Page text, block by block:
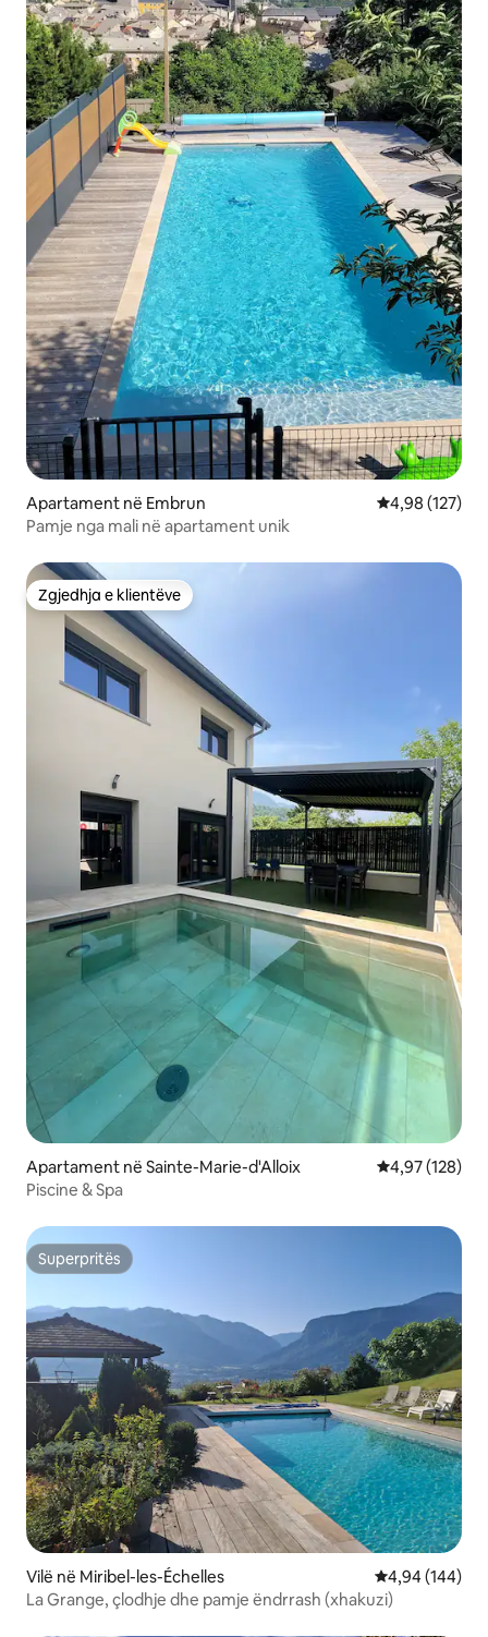
Apartament në Embrun Vlerësimi
4,98 (127)
Pamje nga mali në apartament unik
Zgjedhja e klientëve
Zgjedhja e klientëve
Apartament në Sainte-Marie-d'Alloix Vlerësimi
4,97 (128)
Piscine & Spa
Superpritës
Superpritës
Vilë në Miribel-les-Échelles Vlerësimi
4,94 (144)
La Grange, çlodhje dhe pamje ëndrrash (xhakuzi)